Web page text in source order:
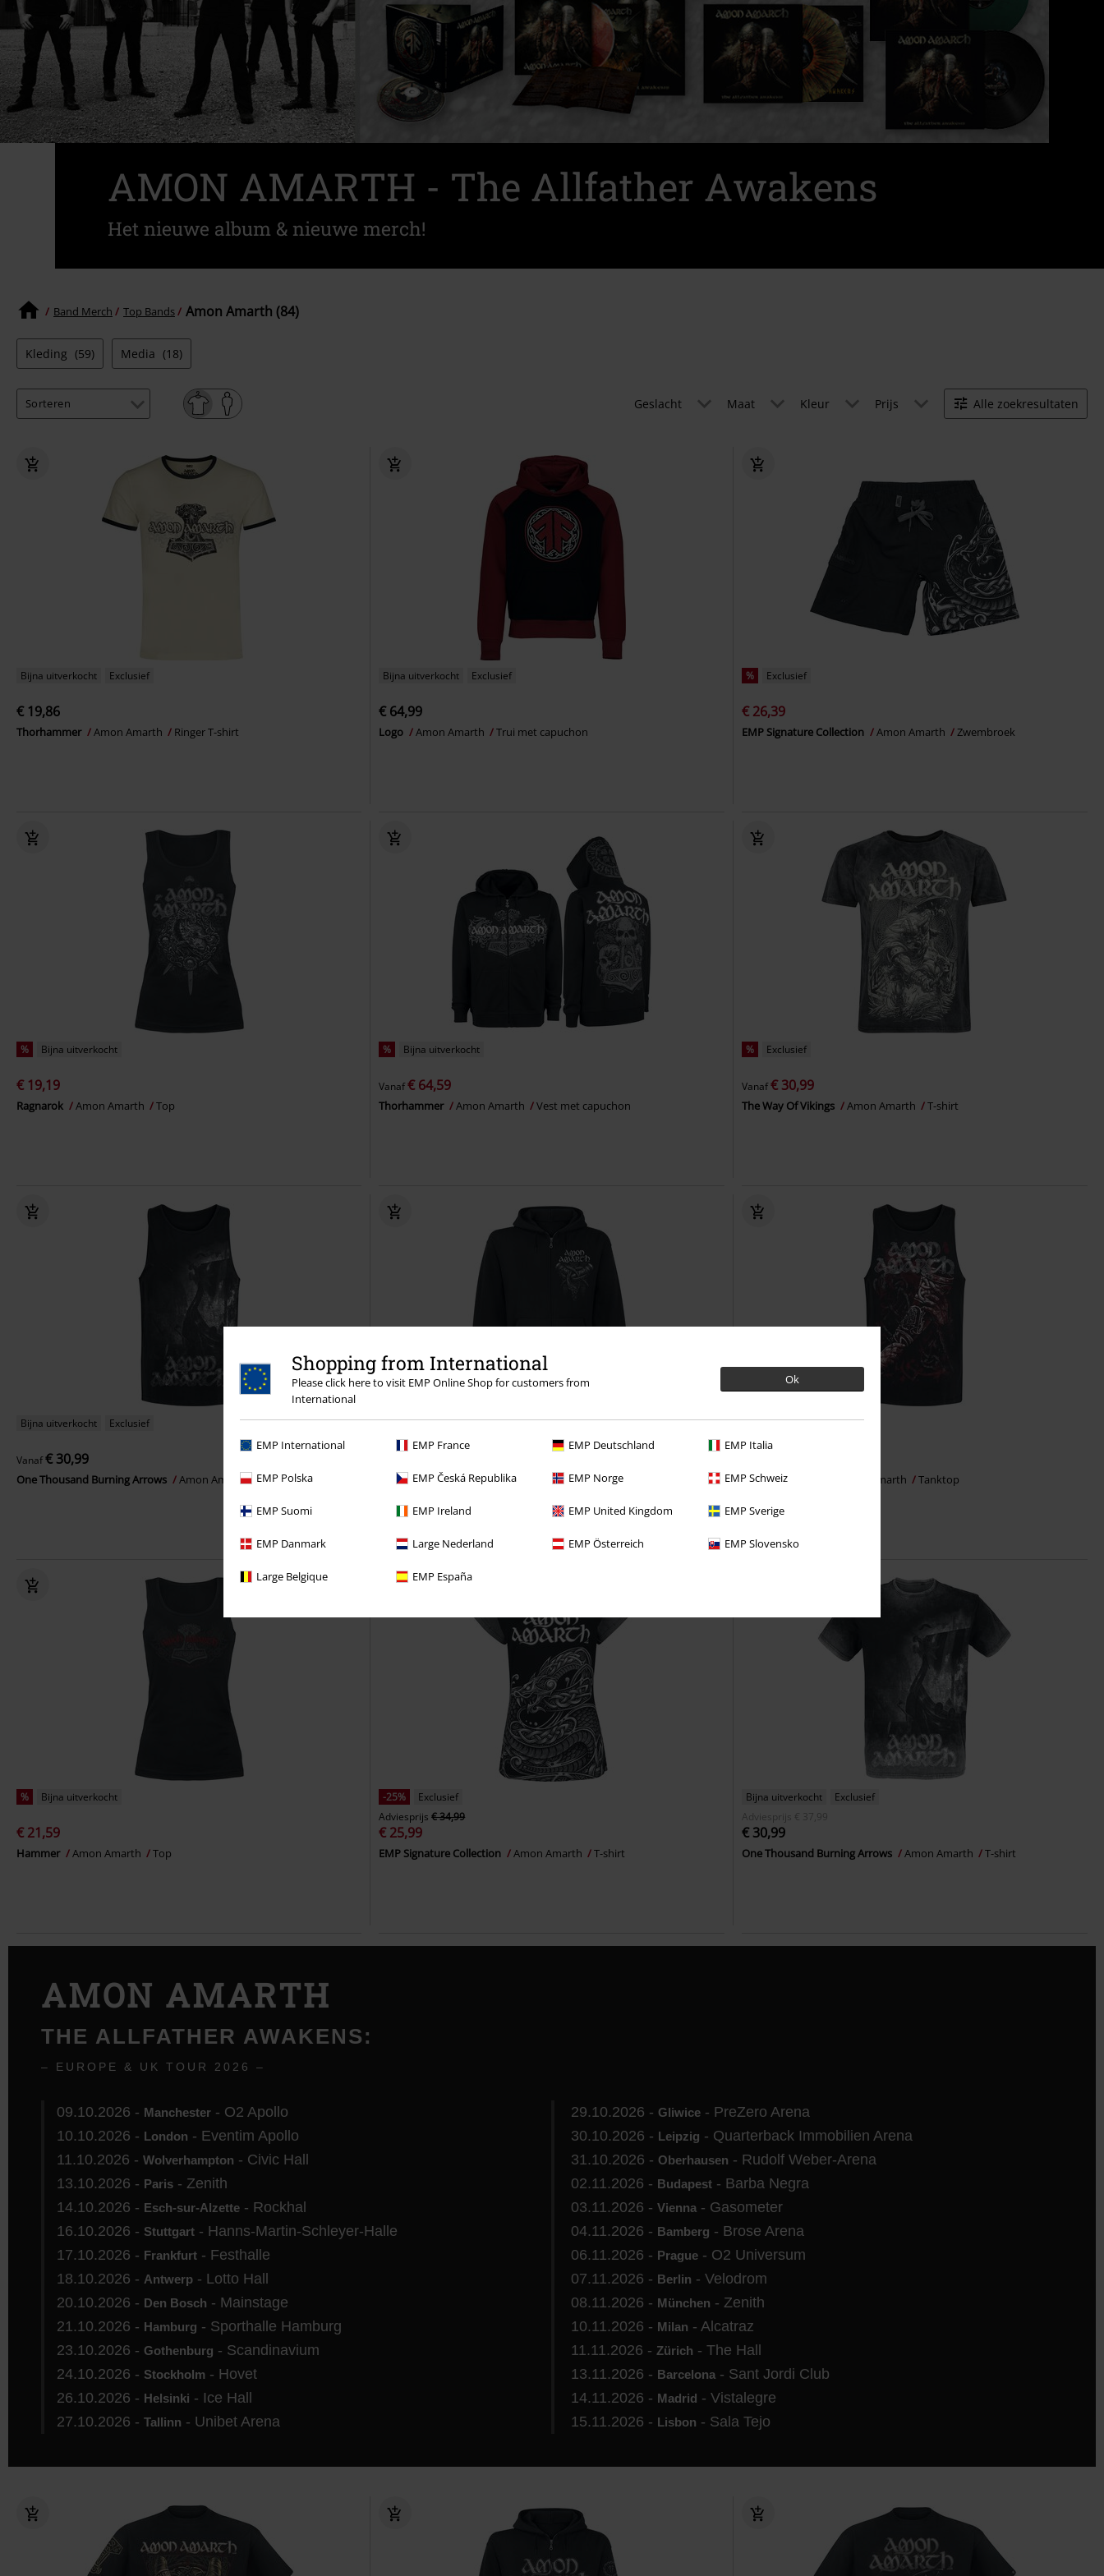
Shopping from International
Please click here to visit EMP Online Shop for customers from
International
Ok
EMP International EMP France EMP Deutschland EMP Italia
EMP Polska EMP Česká Republika EMP Norge EMP Schweiz
EMP Suomi EMP Ireland EMP United Kingdom EMP Sverige
EMP Danmark Large Nederland EMP Österreich EMP Slovensko
Large Belgique EMP España
AMON AMARTH - The Allfather Awakens
Het nieuwe album & nieuwe merch!
Band Merch Top Bands Amon Amarth (84)
Kleding (59) Media (18)
Geslacht Maat Kleur Prijs Alle zoekresultaten
Bijna uitverkocht Exclusief
€ 19,86
Thorhammer Amon Amarth Ringer T-shirt
Bijna uitverkocht Exclusief
€ 64,99
Logo Amon Amarth Trui met capuchon
% Exclusief
€ 26,39
EMP Signature Collection Amon Amarth Zwembroek
% Bijna uitverkocht
€ 19,19
Ragnarok Amon Amarth Top
% Bijna uitverkocht
Vanaf€ 64,59
Thorhammer Amon Amarth Vest met capuchon
% Exclusief
Vanaf€ 30,99
The Way Of Vikings Amon Amarth T-shirt
Bijna uitverkocht Exclusief
Vanaf€ 30,99
One Thousand Burning Arrows Amon Amarth Tanktop
Bijna uitverkocht
Carved Skull Amon Amarth Vest met capuchon
Bijna uitverkocht
Raise Your Horns Amon Amarth Tanktop
% Bijna uitverkocht
€ 21,59
Hammer Amon Amarth Top
-25%
Exclusief
Adviesprijs € 34,99
€ 25,99
EMP Signature Collection Amon Amarth T-shirt
Bijna uitverkocht
Exclusief
Adviesprijs
€ 37,99
€ 30,99
One Thousand Burning Arrows Amon Amarth T-shirt
AMON AMARTH
THE ALLFATHER AWAKENS:
– EUROPE & UK TOUR 2026 –
09.10.2026 - Manchester - O2 Apollo
10.10.2026 - London - Eventim Apollo
11.10.2026 - Wolverhampton - Civic Hall
13.10.2026 - Paris - Zenith
14.10.2026 - Esch-sur-Alzette - Rockhal
16.10.2026 - Stuttgart - Hanns-Martin-Schleyer-Halle
17.10.2026 - Frankfurt - Festhalle
18.10.2026 - Antwerp - Lotto Hall
20.10.2026 - Den Bosch - Mainstage
21.10.2026 - Hamburg - Sporthalle Hamburg
23.10.2026 - Gothenburg - Scandinavium
24.10.2026 - Stockholm - Hovet
26.10.2026 - Helsinki - Ice Hall
27.10.2026 - Tallinn - Unibet Arena
29.10.2026 - Gliwice - PreZero Arena
30.10.2026 - Leipzig - Quarterback Immobilien Arena
31.10.2026 - Oberhausen - Rudolf Weber-Arena
02.11.2026 - Budapest - Barba Negra
03.11.2026 - Vienna - Gasometer
04.11.2026 - Bamberg - Brose Arena
06.11.2026 - Prague - O2 Universum
07.11.2026 - Berlin - Velodrom
08.11.2026 - München - Zenith
10.11.2026 - Milan - Alcatraz
11.11.2026 - Zürich - The Hall
13.11.2026 - Barcelona - Sant Jordi Club
14.11.2026 - Madrid - Vistalegre
15.11.2026 - Lisbon - Sala Tejo